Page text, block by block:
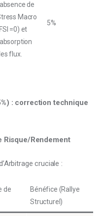
de
Macro
=0) et
flux.
5%
: correction technique
Risque/Rendement
cruciale :
de
Bénéfice (Rallye
Structurel)